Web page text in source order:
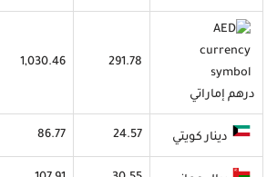
درهم إماراتي
291.78
1,030.46
دينار كويتي 24.57
86.77